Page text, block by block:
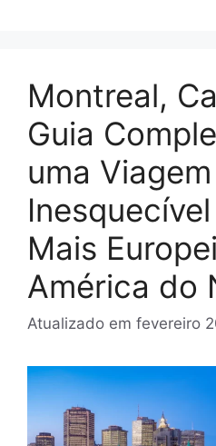
Montreal,
Guia
uma Viagem
Mais
América do
Atualizado em fevereiro